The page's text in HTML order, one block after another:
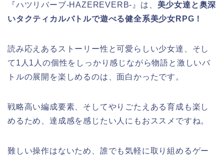
『ハツリバーブ-HAZEREVERB-』は、 美少女達と奥深
いタクティカルバトルで遊べる健全系美少女RPG！
読み応えあるストーリー性と可愛らしい少女達、そし
て1人1人の個性をしっかり感じながら物語と激しいバ
トルの展開を楽しめるのは、面白かったです。
戦略高い編成要素、そしてやりごたえある育成も楽し
めるため、達成感を感じたい人にもおススメですね。
難しい操作はないため、誰でも気軽に取り組めるゲー